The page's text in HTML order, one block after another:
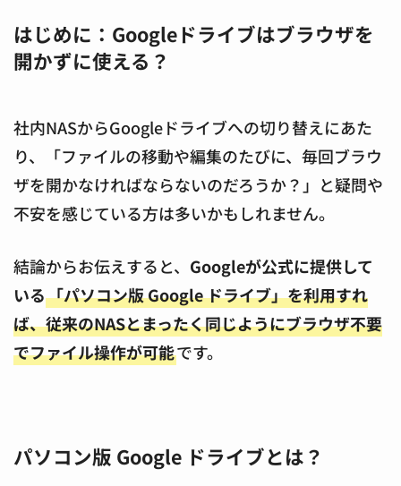
はじめに：Googleドライブはブラウザを
開かずに使える？
社内NASからGoogleドライブへの切り替えにあた
り、「ファイルの移動や編集のたびに、毎回ブラウ
ザを開かなければならないのだろうか？」と疑問や
不安を感じている方は多いかもしれません。
結論からお伝えすると、 Googleが公式に提供して
いる「パソコン版 Google ドライブ」を利用すれ
ば、従来のNASとまったく同じようにブラウザ不要
でファイル操作が可能です。
パソコン版 Google ドライブとは？